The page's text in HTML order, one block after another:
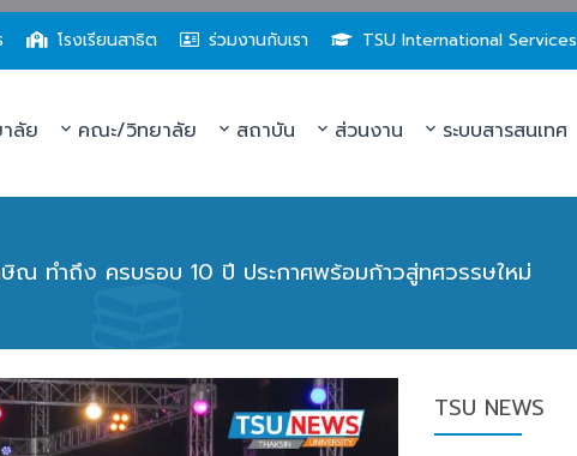
โรงเรียนสาธิต ร่วมงานกับเรา TSU International Services
ลัย คณะ/วิทยาลัย สถาบัน ส่วนงาน ระบบสารสนเทศ
ษิณ ทำถึง ครบรอบ 10 ปี ประกาศพร้อมก้าวสู่ทศวรรษใหม่
TSU NEWS